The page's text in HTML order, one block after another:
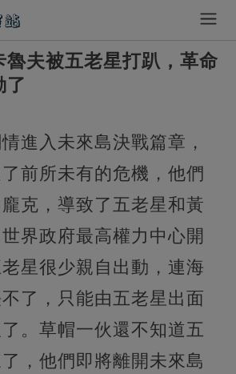
魯夫被五老星打趴，革命
了
進入未來島決戰篇章，
前所未有的危機，他們
克，導致了五老星和黃
界政府最高權力中心開
星很少親自出動，連海
了，只能由五老星出面
。草帽一伙還不知道五
，他們即將離開未來島